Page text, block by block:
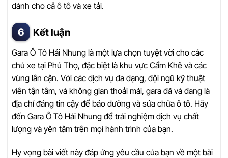
dành cho cả ô tô và xe tải.
Kết luận
Gara Ô Tô Hải Nhung là một lựa chọn tuyệt vời cho các
chủ xe tại Phú Thọ, đặc biệt là khu vực Cẩm Khê và các
vùng lân cận. Với các dịch vụ đa dạng, đội ngũ kỹ thuật
viên tận tâm, và không gian thoải mái, gara đã và đang là
địa chỉ đáng tin cậy để bảo dưỡng và sửa chữa ô tô. Hãy
đến Gara Ô Tô Hải Nhung để trải nghiệm dịch vụ chất
lượng và yên tâm trên mọi hành trình của bạn.
Hy vọng bài viết này đáp ứng yêu cầu của bạn về một bài